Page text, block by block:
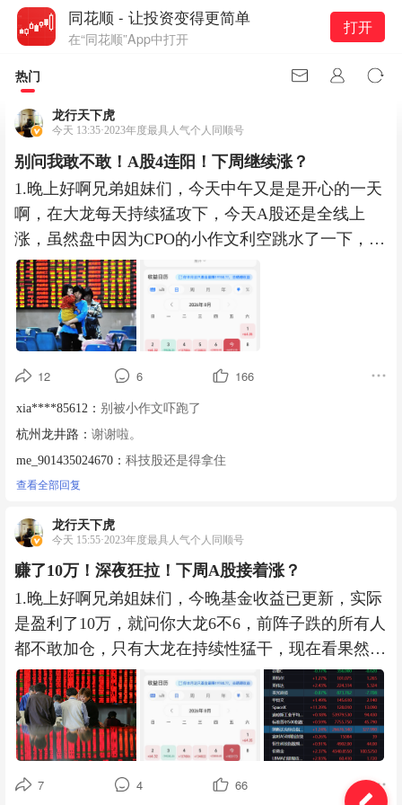
同花顺 - 让投资变得更简单
在“同花顺”App中打开
打开
热门
龙行天下虎
今天 13:35·2023年度最具人气个人同顺号
别问我敢不敢！A股4连阳！下周继续涨？
1.晚上好啊兄弟姐妹们，今天中午又是是开心的一天
啊，在大龙每天持续猛攻下，今天A股还是全线上
涨，虽然盘中因为CPO的小作文利空跳水了一下，但
不影响今天继续吃肉，
12 6 166
xia****85612： 别被小作文吓跑了
杭州龙井路： 谢谢啦。
me_901435024670： 科技股还是得拿住
查看全部回复
龙行天下虎
今天 15:55·2023年度最具人气个人同顺号
赚了10万！深夜狂拉！下周A股接着涨？
1.晚上好啊兄弟姐妹们，今晚基金收益已更新，实际
是盈利了10万，就问你大龙6不6，前阵子跌的所有人
都不敢加仓，只有大龙在持续性猛干，现在看果然是
对的，这几天加的
7 4 66